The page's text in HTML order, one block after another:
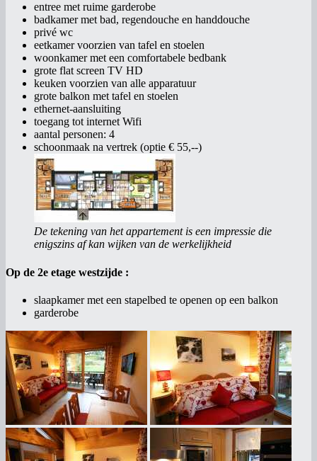
entree met ruime garderobe
badkamer met bad, regendouche en handdouche
privé wc
eetkamer voorzien van tafel en stoelen
woonkamer met een comfortabele bedbank
grote flat screen TV HD
keuken voorzien van alle apparatuur
grote balkon met tafel en stoelen
ethernet-aansluiting
toegang tot internet Wifi
aantal personen: 4
schoonmaak na vertrek (optie € 55,--)
De tekening van het appartement is een impressie die
enigszins af kan wijken van de werkelijkheid
Op de 2e etage westzijde :
slaapkamer met een stapelbed te openen op een balkon
garderobe